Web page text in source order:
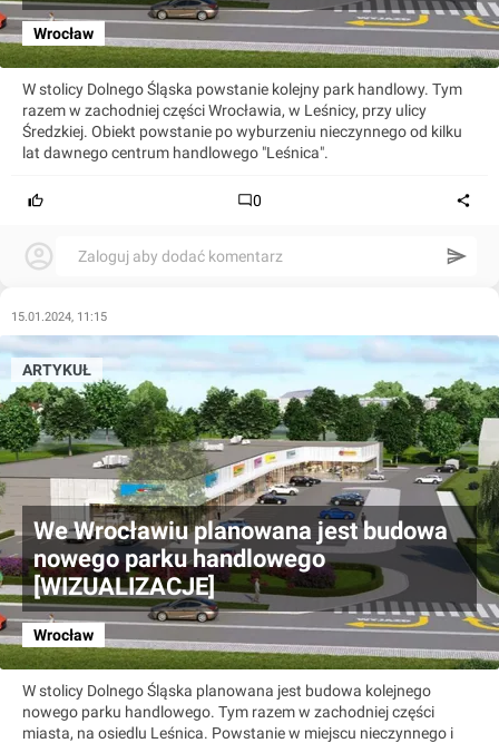
Wrocław
W stolicy Dolnego Śląska powstanie kolejny park handlowy. Tym
razem w zachodniej części Wrocławia, w Leśnicy, przy ulicy
Średzkiej. Obiekt powstanie po wyburzeniu nieczynnego od kilku
lat dawnego centrum handlowego "Leśnica".
0
Zaloguj aby dodać komentarz
15.01.2024, 11:15
We Wrocławiu planowana jest budowa
nowego parku handlowego
[WIZUALIZACJE]
Wrocław
ARTYKUŁ
W stolicy Dolnego Śląska planowana jest budowa kolejnego
nowego parku handlowego. Tym razem w zachodniej części
miasta, na osiedlu Leśnica. Powstanie w miejscu nieczynnego i